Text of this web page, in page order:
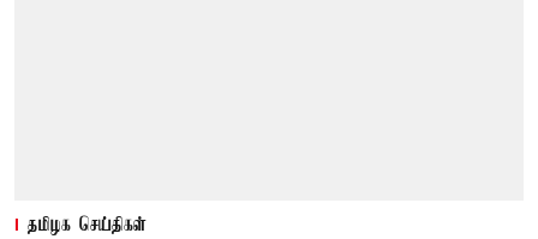
தமிழக செய்திகள்